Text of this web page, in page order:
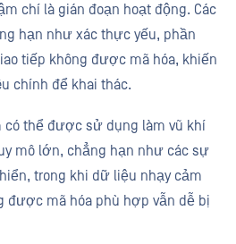
chí là gián đoạn hoạt động. Các
hạn như xác thực yếu, phần
tiếp không được mã hóa, khiến
chính để khai thác.
có thể được sử dụng làm vũ khí
mô lớn, chẳng hạn như các sự
trong khi dữ liệu nhạy cảm
được mã hóa phù hợp vẫn dễ bị